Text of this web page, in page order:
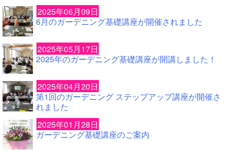
2025年06月09日
6月のガーデニング基礎講座が開催されました
2025年05月17日
2025年のガーデニング基礎講座が開講しました！
2025年04月20日
第1回のガーデニング ステップアップ講座が開催さ
れました
2025年01月28日
ガーデニング基礎講座のご案内